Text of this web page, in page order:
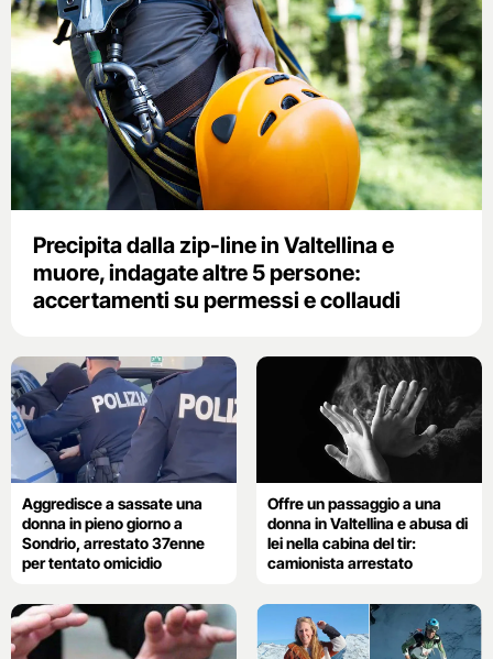
Precipita dalla zip-line in Valtellina e
muore, indagate altre 5 persone:
accertamenti su permessi e collaudi
Aggredisce a sassate una
donna in pieno giorno a
Sondrio, arrestato 37enne
per tentato omicidio
Offre un passaggio a una
donna in Valtellina e abusa di
lei nella cabina del tir:
camionista arrestato